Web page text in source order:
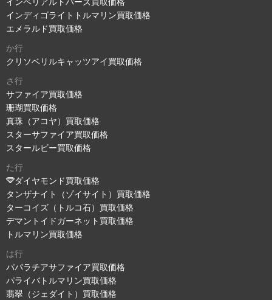
インペリアルトパーズ買取価格
インディゴライトトルマリン買取価格
エメラルド買取価格
か行
クリソベリルキャッツアイ買取価格
さ行
サファイア買取価格
珊瑚買取価格
真珠（アコヤ）買取価格
スターサファイア買取価格
スタールビー買取価格
た行
ダイヤモンド買取価格
タンザナイト（ゾイサイト）買取価格
ターコイズ（トルコ石）買取価格
デマントイドガーネット買取価格
トルマリン買取価格
は行
パパラチアサファイア買取価格
パライバトルマリン買取価格
翡翠（ジェダイト）買取価格